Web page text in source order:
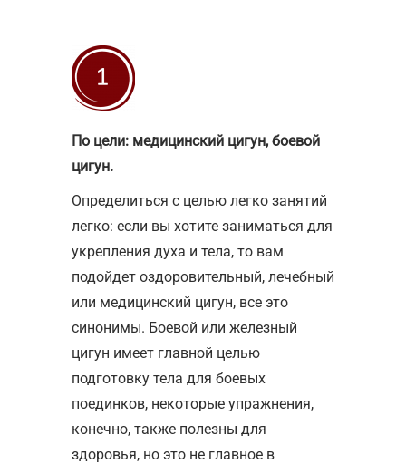
По цели: медицинский цигун, боевой
цигун.
Определиться с целью легко занятий
легко: если вы хотите заниматься для
укрепления духа и тела, то вам
подойдет оздоровительный, лечебный
или медицинский цигун, все это
синонимы. Боевой или железный
цигун имеет главной целью
подготовку тела для боевых
поединков, некоторые упражнения,
конечно, также полезны для
здоровья, но это не главное в